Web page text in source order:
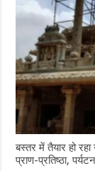
बस्तर में तैयार हो
प्राण-प्रतिष्ठा,